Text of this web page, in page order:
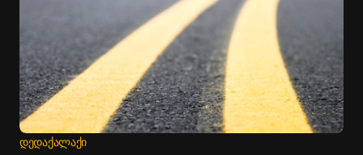
ᲓᲔᲓᲐᲥᲐᲚᲐᲥᲘ